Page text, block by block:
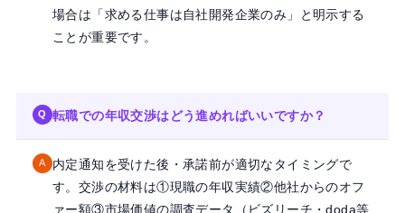
場合は「求める仕事は自社開発企業のみ」と明示する
ことが重要です。
Q 転職での年収交渉はどう進めればいいですか？
A
内定通知を受けた後・承諾前が適切なタイミングで
す。交渉の材料は①現職の年収実績②他社からのオフ
ァー額③市場価値の調査データ（ビズリーチ・doda等